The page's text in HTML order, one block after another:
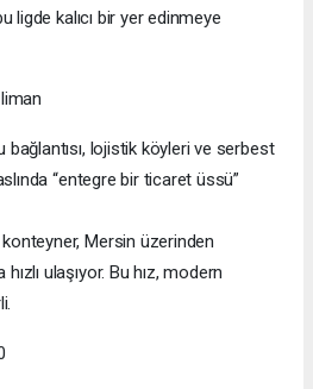
ligde kalıcı bir yer edinmeye
bağlantısı, lojistik köyleri ve serbest
“entegre bir ticaret üssü”
Mersin üzerinden
ulaşıyor. Bu hız, modern